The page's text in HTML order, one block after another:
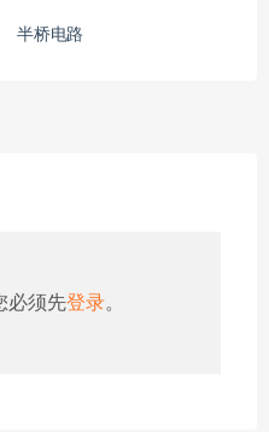
半桥电路
必须先登录。